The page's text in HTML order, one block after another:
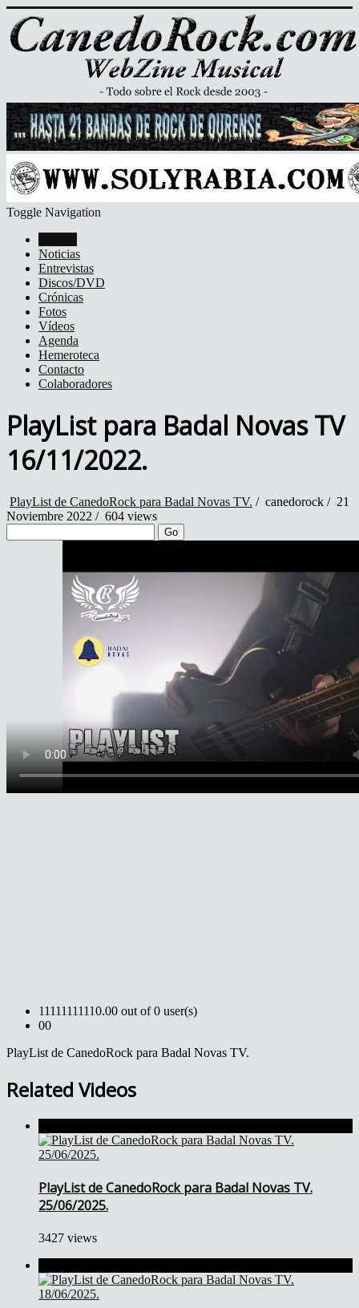
Toggle Navigation
Noticias
Entrevistas
Discos/DVD
Crónicas
Fotos
Vídeos
Agenda
Hemeroteca
Contacto
Colaboradores
PlayList para Badal Novas TV
16/11/2022.
PlayList de CanedoRock para Badal Novas TV. / canedorock / 21
Noviembre 2022 / 604 views
Go
11111111110.00 out of 0 user(s)
00
PlayList de CanedoRock para Badal Novas TV.
Related Videos
PlayList de CanedoRock para Badal Novas TV.
25/06/2025.
3427 views